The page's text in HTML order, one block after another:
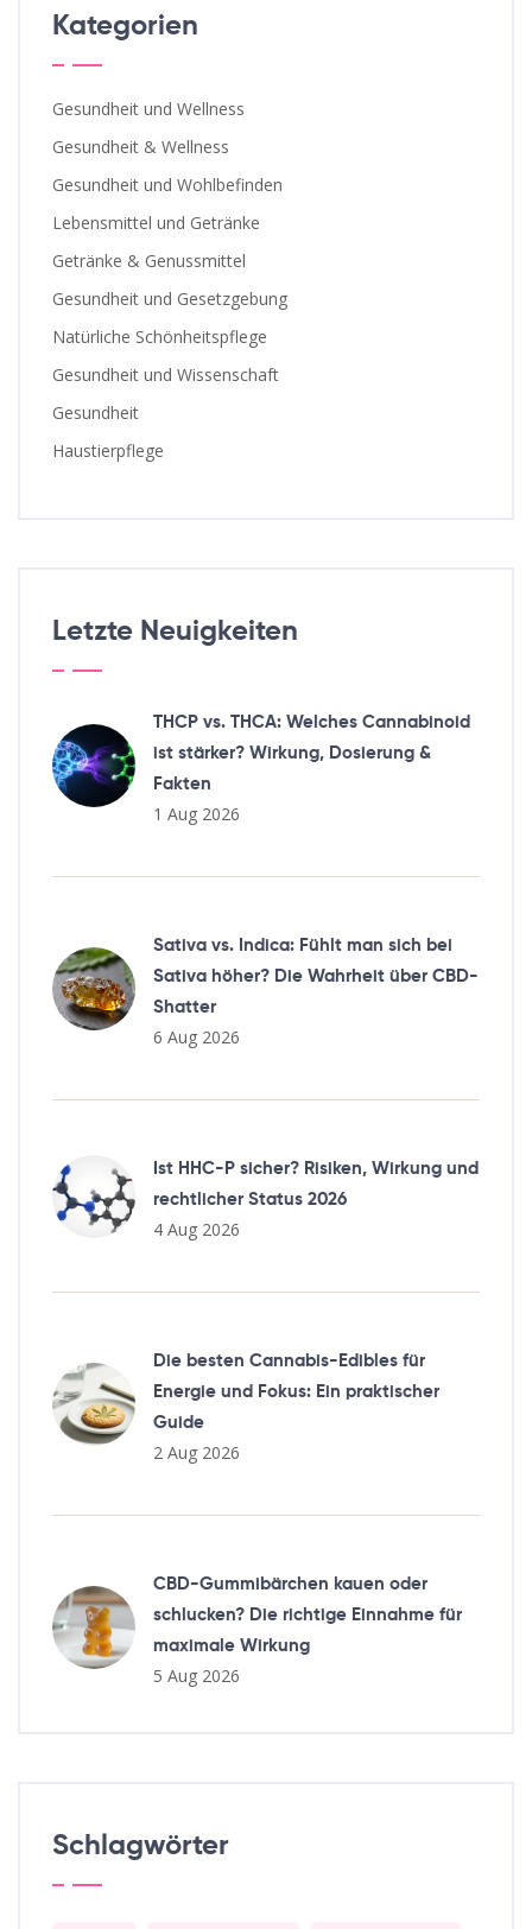
Kategorien
Gesundheit und Wellness
Gesundheit & Wellness
Gesundheit und Wohlbefinden
Lebensmittel und Getränke
Getränke & Genussmittel
Gesundheit und Gesetzgebung
Natürliche Schönheitspflege
Gesundheit und Wissenschaft
Gesundheit
Haustierpflege
Letzte Neuigkeiten
THCP vs. THCA: Welches Cannabinoid
ist stärker? Wirkung, Dosierung &
Fakten
1 Aug 2026
Sativa vs. Indica: Fühlt man sich bei
Sativa höher? Die Wahrheit über CBD-
Shatter
6 Aug 2026
Ist HHC-P sicher? Risiken, Wirkung und
rechtlicher Status 2026
4 Aug 2026
Die besten Cannabis-Edibles für
Energie und Fokus: Ein praktischer
Guide
2 Aug 2026
CBD-Gummibärchen kauen oder
schlucken? Die richtige Einnahme für
maximale Wirkung
5 Aug 2026
Schlagwörter